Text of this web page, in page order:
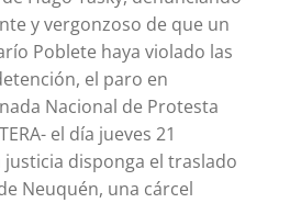
y vergonzoso de que un
Poblete haya violado las
el paro en
Nacional de Protesta
el día jueves 21
disponga el traslado
Neuquén, una cárcel